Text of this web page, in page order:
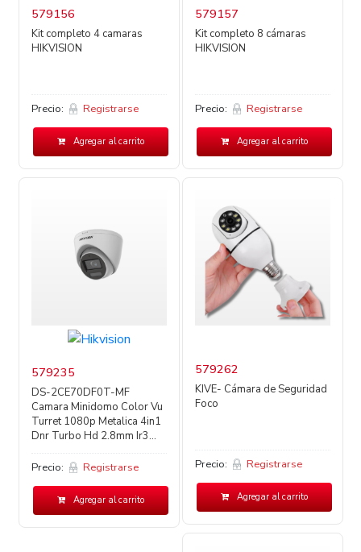
579156
Kit completo 4 camaras
HIKVISION
Precio: Registrarse
Agregar al carrito
579157
Kit completo 8 cámaras
HIKVISION
Precio: Registrarse
Agregar al carrito
579235
DS-2CE70DF0T-MF
Camara Minidomo Color Vu
Turret 1080p Metalica 4in1
Dnr Turbo Hd 2.8mm Ir3...
Precio: Registrarse
Agregar al carrito
579262
KIVE- Cámara de Seguridad
Foco
Precio: Registrarse
Agregar al carrito